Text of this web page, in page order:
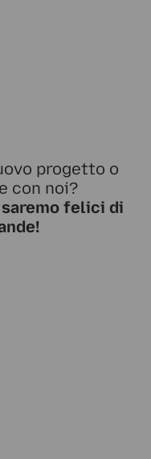
progetto o
con noi?
saremo felici di